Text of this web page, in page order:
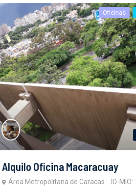
Oficinas
Alquilo Oficina Macaracuay
Área Metropolitana de Caracas ID-MIO: